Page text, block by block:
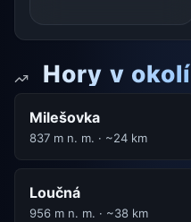
Hory v okolí
Milešovka
837 m n. m. · ~24 km
Loučná
956 m n. m. · ~38 km